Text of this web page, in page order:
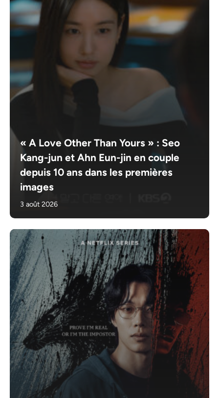
« A Love Other Than Yours » : Seo
Kang-jun et Ahn Eun-jin en couple
depuis 10 ans dans les premières
images
3 août 2026